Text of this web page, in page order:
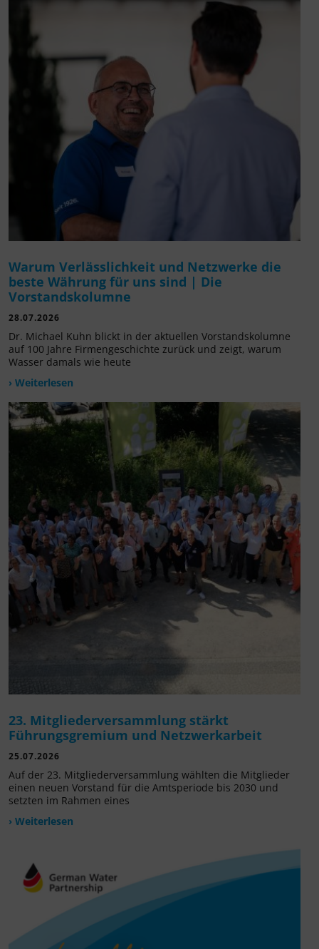
Warum Verlässlichkeit und Netzwerke die
beste Währung für uns sind | Die
Vorstandskolumne
28.07.2026
Dr. Michael Kuhn blickt in der aktuellen Vorstandskolumne
auf 100 Jahre Firmengeschichte zurück und zeigt, warum
Wasser damals wie heute
› Weiterlesen
23. Mitgliederversammlung stärkt
Führungsgremium und Netzwerkarbeit
25.07.2026
Auf der 23. Mitgliederversammlung wählten die Mitglieder
einen neuen Vorstand für die Amtsperiode bis 2030 und
setzten im Rahmen eines
› Weiterlesen